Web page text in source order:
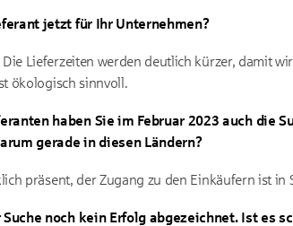
jetzt für Ihr Unternehmen?
Lieferzeiten werden deutlich kürzer, damit
ökologisch sinnvoll.
haben Sie im Februar 2023 auch die
gerade in diesen Ländern?
präsent, der Zugang zu den Einkäufern ist in
noch kein Erfolg abgezeichnet. Ist es